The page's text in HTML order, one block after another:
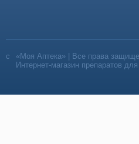
«Моя Аптека» | Все права
Интернет-магазин препаратов